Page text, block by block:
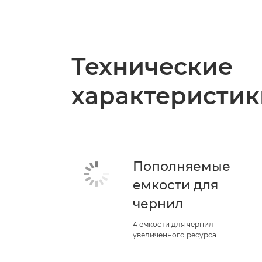
Технические
Пополняемые
емкости для
чернил
4 емкости для чернил
увеличенного ресурса.